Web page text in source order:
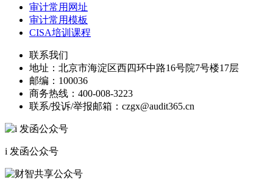
审计常用网址
审计常用模板
CISA培训课程
联系我们
地址： 北京市海淀区西四环中路16号院7号楼17层
邮编： 100036
商务热线： 400-008-3223
联系/投诉/举报邮箱： czgx@audit365.cn
i 发函公众号